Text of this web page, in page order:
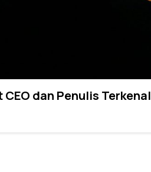
dan Penulis Terkenal